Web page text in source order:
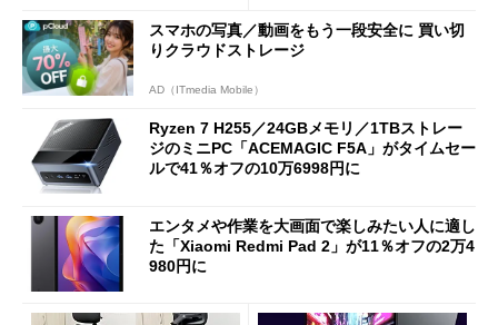
スマホの写真／動画をもう一段安全に 買い切
りクラウドストレージ
AD（ITmedia Mobile）
Ryzen 7 H255／24GBメモリ／1TBストレー
ジのミニPC「ACEMAGIC F5A」がタイムセー
ルで41％オフの10万6998円に
エンタメや作業を大画面で楽しみたい人に適し
た「Xiaomi Redmi Pad 2」が11％オフの2万4
980円に